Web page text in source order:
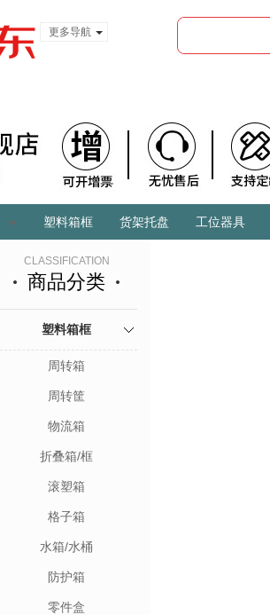
更多导航
塑料箱框 货架托盘 工位器具
CLASSIFICATION
商品分类
塑料箱框
周转箱
周转筐
物流箱
折叠箱/框
滚塑箱
格子箱
水箱/水桶
防护箱
零件盒